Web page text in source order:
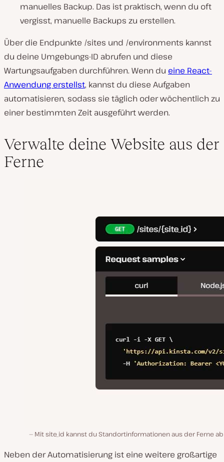
manuelles Backup. Das ist praktisch, wenn du oft
vergisst, manuelle Backups zu erstellen.
Über die Endpunkte /sites und /environments kannst
du deine Umgebungs-ID abrufen und diese
Wartungsaufgaben durchführen. Wenn du eine React-
Anwendung erstellst, kannst du diese Aufgaben
automatisieren, sodass sie täglich oder wöchentlich zu
einer bestimmten Zeit ausgeführt werden.
Verwalte deine Website aus der
Ferne
Mit site_id kannst du Standortinformationen aus der Ferne
Neben der Automatisierung ist eine weitere großartige